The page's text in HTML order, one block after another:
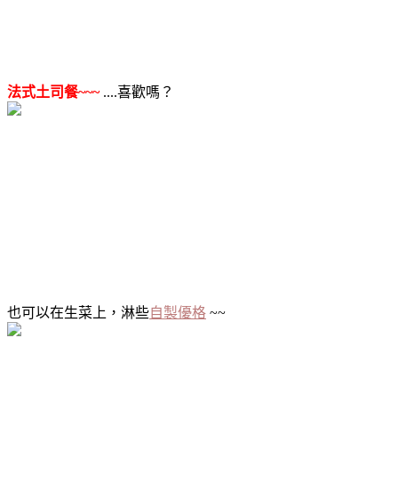
法式土司餐~~~ ....喜歡嗎？
也可以在生菜上，淋些自製優格 ~~